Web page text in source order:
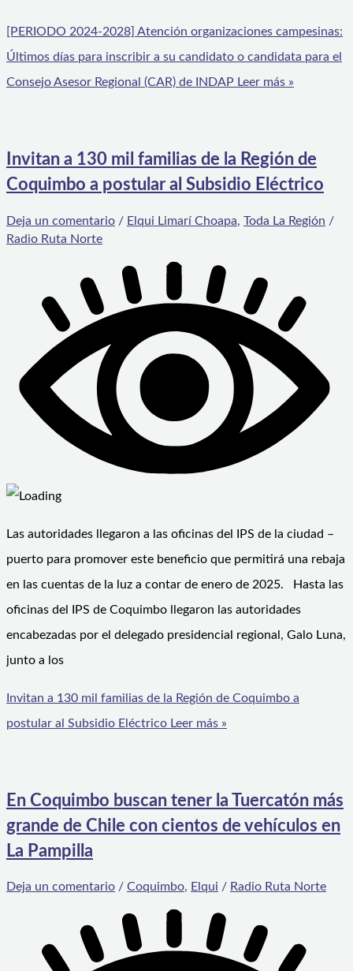
[PERIODO 2024-2028] Atención organizaciones campesinas:
Últimos días para inscribir a su candidato o candidata para el
Consejo Asesor Regional (CAR) de INDAP Leer más »
Invitan a 130 mil familias de la Región de
Coquimbo a postular al Subsidio Eléctrico
Deja un comentario / Elqui Limarí Choapa, Toda La Región /
Radio Ruta Norte
Las autoridades llegaron a las oficinas del IPS de la ciudad –
puerto para promover este beneficio que permitirá una rebaja
en las cuentas de la luz a contar de enero de 2025. Hasta las
oficinas del IPS de Coquimbo llegaron las autoridades
encabezadas por el delegado presidencial regional, Galo Luna,
junto a los
Invitan a 130 mil familias de la Región de Coquimbo a
postular al Subsidio Eléctrico Leer más »
En Coquimbo buscan tener la Tuercatón más
grande de Chile con cientos de vehículos en
La Pampilla
Deja un comentario / Coquimbo, Elqui / Radio Ruta Norte